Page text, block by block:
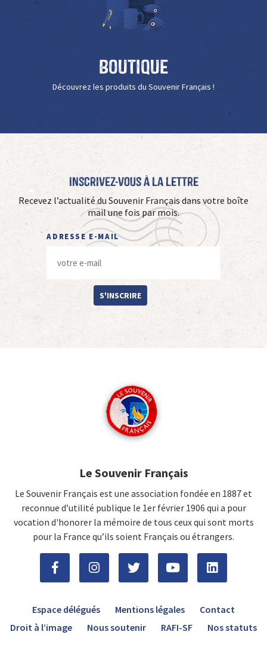
Boutique
Découvrez les produits du Souvenir Français !
Inscrivez-vous à La Lettre
Recevez l’actualité du Souvenir Français dans votre boîte
mail une fois par mois.
ADRESSE E-MAIL
S'INSCRIRE
Le Souvenir Français
Le Souvenir Français est une association fondée en 1887 et
reconnue d’utilité publique le 1er février 1906 qui a pour
vocation d'honorer la mémoire de tous ceux qui sont morts
pour la France qu’ils soient Français ou étrangers.
Espace délégués Mentions légales
Contact
Droit à l’image
Nous soutenir RAFI-SF Nos statuts